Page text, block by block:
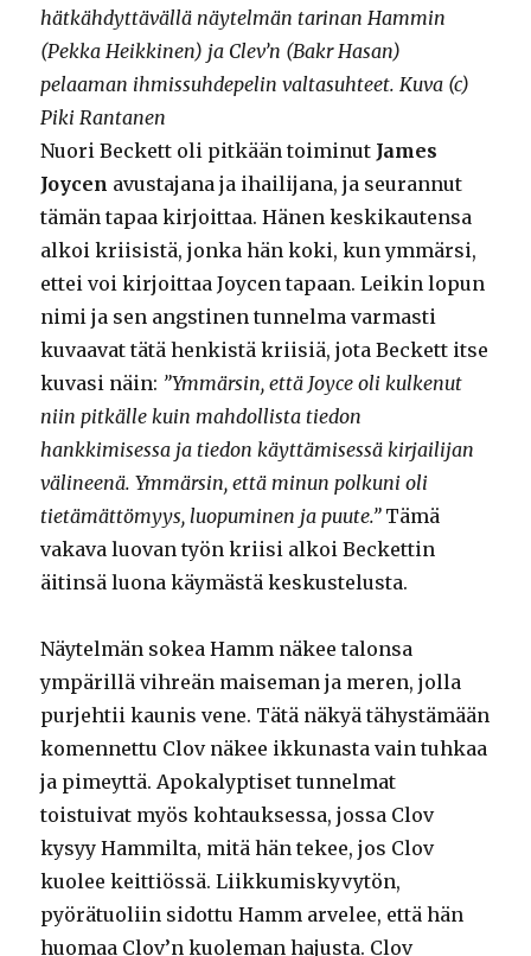
hätkähdyttävällä näytelmän tarinan Hammin
(Pekka Heikkinen) ja Clev’n (Bakr Hasan)
pelaaman ihmissuhdepelin valtasuhteet. Kuva (c)
Piki Rantanen
Nuori Beckett oli pitkään toiminut James
Joycen avustajana ja ihailijana, ja seurannut
tämän tapaa kirjoittaa. Hänen keskikautensa
alkoi kriisistä, jonka hän koki, kun ymmärsi,
ettei voi kirjoittaa Joycen tapaan. Leikin lopun
nimi ja sen angstinen tunnelma varmasti
kuvaavat tätä henkistä kriisiä, jota Beckett itse
kuvasi näin: ”Ymmärsin, että Joyce oli kulkenut
niin pitkälle kuin mahdollista tiedon
hankkimisessa ja tiedon käyttämisessä kirjailijan
välineenä. Ymmärsin, että minun polkuni oli
tietämättömyys, luopuminen ja puute.”Tämä
vakava luovan työn kriisi alkoi Beckettin
äitinsä luona käymästä keskustelusta.
Näytelmän sokea Hamm näkee talonsa
ympärillä vihreän maiseman ja meren, jolla
purjehtii kaunis vene. Tätä näkyä tähystämään
komennettu Clov näkee ikkunasta vain tuhkaa
ja pimeyttä. Apokalyptiset tunnelmat
toistuivat myös kohtauksessa, jossa Clov
kysyy Hammilta, mitä hän tekee, jos Clov
kuolee keittiössä. Liikkumiskyvytön,
pyörätuoliin sidottu Hamm arvelee, että hän
huomaa Clov’n kuoleman hajusta. Clov